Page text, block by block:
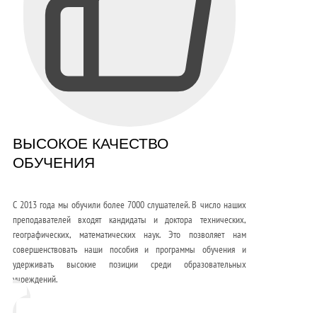
ВЫСОКОЕ КАЧЕСТВО
ОБУЧЕНИЯ
С 2013 года мы обучили более 7000 слушателей. В число наших
преподавателей входят кандидаты и доктора технических,
географических, математических наук. Это позволяет нам
совершенствовать наши пособия и программы обучения и
удерживать высокие позиции среди образовательных
учреждений.